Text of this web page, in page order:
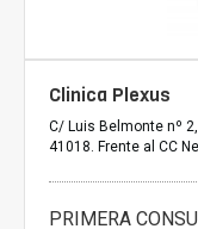
Clinica Plexus
C/ Luis Belmonte nº
41018. Frente al CC
PRIMERA